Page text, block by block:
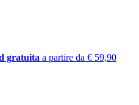
gratuita a partire da € 59,90